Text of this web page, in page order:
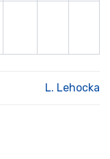
L. Lehocka